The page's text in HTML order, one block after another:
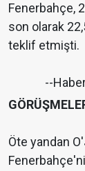
Fenerbahçe,
son olarak
teklif etmişti.
--
Öte yandan